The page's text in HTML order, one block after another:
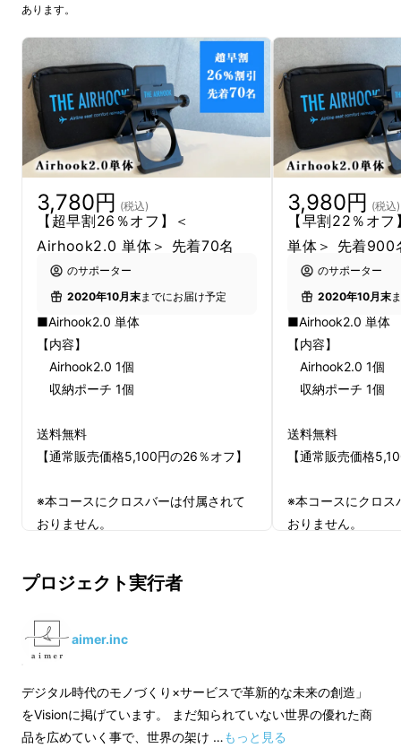
公園やアウトドアシーンでも
大画面で映画を楽しめます。
あります。
3,780円 (税込)
【超早割26％オフ】＜
Airhook2.0 単体＞ 先着70名
のサポーター
2020年10月末までにお届け予定
■Airhook2.0 単体
【内容】
Airhook2.0 1個
収納ポーチ 1個
送料無料
【通常販売価格5,100円の26％オフ】
※本コースにクロスバーは付属されて
おりません。
遅れる場合があります。
けいたしかねます。
3,980円 (税込)
【早割22％オ
単体＞ 先着900
のサポーター
2020年10月末
■Airhook2.0 単体
【内容】
Airhook2.0 1個
収納ポーチ 1個
送料無料
【通常販売価格
※本コースにクロス
おりません。
プロジェクト実行者
aimer.inc
デジタル時代のモノづくり×サービスで革新的な未来の創造」
をVisionに掲げています。 まだ知られていない世界の優れた商
品を広めていく事で、世界の架け …もっと見る